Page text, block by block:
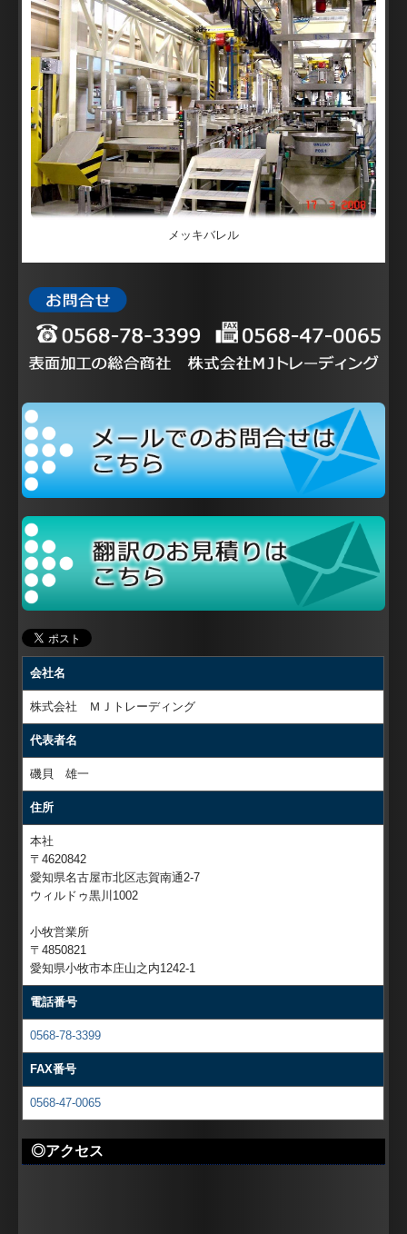
メッキバレル
会社名
株式会社 ＭＪトレーディング
代表者名
磯貝 雄一
住所
本社
〒4620842
愛知県名古屋市北区志賀南通2-7
ウィルドゥ黒川1002
小牧営業所
〒4850821
愛知県小牧市本庄山之内1242-1
電話番号
0568-78-3399
FAX番号
0568-47-0065
◎アクセス